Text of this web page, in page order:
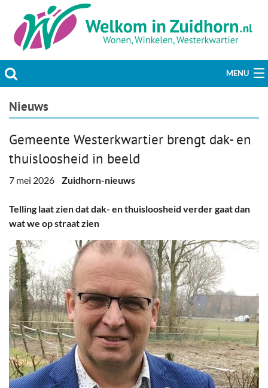
MENU
Actueel
Welzijn & Maatschappij
Bedrijven
Prikbord & Aanbiedingen
Plaats bericht
Nieuws
Gemeente Westerkwartier brengt dak- en
thuisloosheid in beeld
7 mei 2026 Zuidhorn-nieuws
Telling laat zien dat dak- en thuisloosheid verder gaat dan
wat we op straat zien